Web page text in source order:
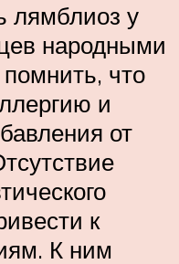
лямблиоз у
народными
что
и
от
к
К ним